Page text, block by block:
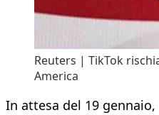
Reuters | TikTok
America
In attesa del 19